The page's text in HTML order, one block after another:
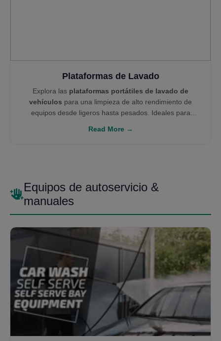
Plataformas de Lavado
Explora las plataformas portátiles de lavado de
vehículos para una limpieza de alto rendimiento de
equipos desde ligeros hasta pesados. Ideales para
Read More →
Equipos de autoservicio &
manuales